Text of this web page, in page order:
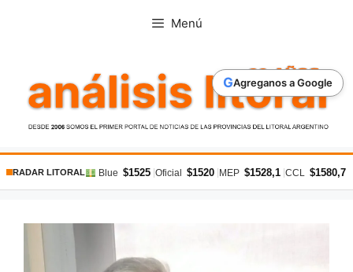
GAgreganos a Google
Menú
RADAR LITORAL Blue $1525 Oficial $1520 MEP $1528,1 CCL $1580,7